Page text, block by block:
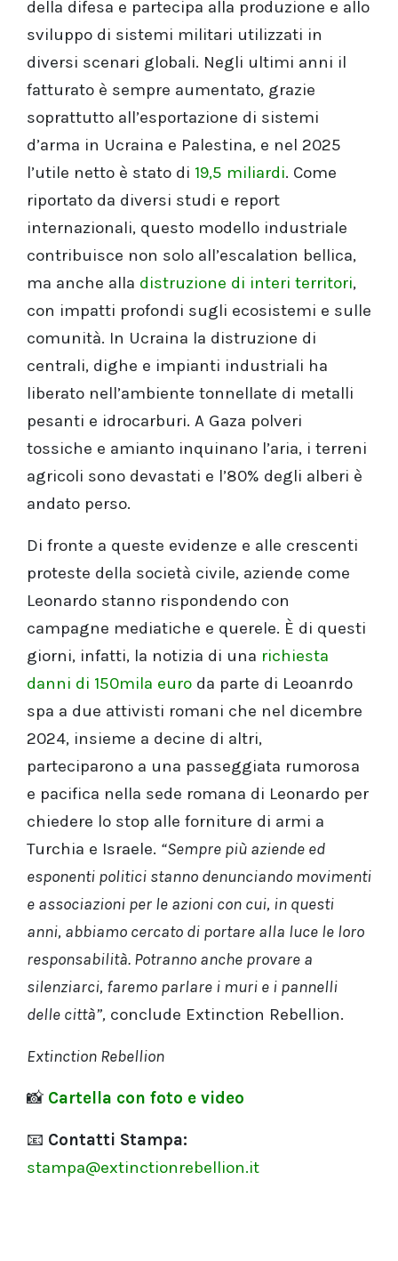
della difesa e partecipa alla produzione e allo
sviluppo di sistemi militari utilizzati in
diversi scenari globali. Negli ultimi anni il
fatturato è sempre aumentato, grazie
soprattutto all’esportazione di sistemi
d’arma in Ucraina e Palestina, e nel 2025
l’utile netto è stato di 19,5 miliardi. Come
riportato da diversi studi e report
internazionali, questo modello industriale
contribuisce non solo all’escalation bellica,
ma anche alla distruzione di interi territori,
con impatti profondi sugli ecosistemi e sulle
comunità. In Ucraina la distruzione di
centrali, dighe e impianti industriali ha
liberato nell’ambiente tonnellate di metalli
pesanti e idrocarburi. A Gaza polveri
tossiche e amianto inquinano l’aria, i terreni
agricoli sono devastati e l’80% degli alberi è
andato perso.
Di fronte a queste evidenze e alle crescenti
proteste della società civile, aziende come
Leonardo stanno rispondendo con
campagne mediatiche e querele. È di questi
giorni, infatti, la notizia di una richiesta
danni di 150mila euro da parte di Leoanrdo
spa a due attivisti romani che nel dicembre
2024, insieme a decine di altri,
parteciparono a una passeggiata rumorosa
e pacifica nella sede romana di Leonardo per
chiedere lo stop alle forniture di armi a
Turchia e Israele. “Sempre più aziende ed
esponenti politici stanno denunciando movimenti
e associazioni per le azioni con cui, in questi
anni, abbiamo cercato di portare alla luce le loro
responsabilità. Potranno anche provare a
silenziarci, faremo parlare i muri e i pannelli
delle città”, conclude Extinction Rebellion.
Extinction Rebellion
📸 Cartella con foto e video
📧 Contatti Stampa:
stampa@extinctionrebellion.it